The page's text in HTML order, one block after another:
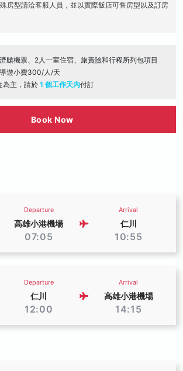
房型請洽客服人員，並以實際飯店可售房型以及訂房
艙機票、2人一室住宿、旅責險和行程所列包項目
遊小費300/人/天
為主，請於 1 個工作天內付訂
Book Now
Departure
高雄小港機場
07:05
Arrival
仁川
10:55
Departure
仁川
12:00
Arrival
高雄小港機場
14:15